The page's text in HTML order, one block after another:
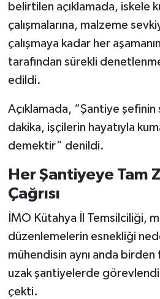
belirtilen açıklamada, iskele
çalışmalarına, malzeme
çalışmaya kadar her
tarafından sürekli
edildi.
Açıklamada, “Şantiye şefinin
dakika, işçilerin hayatıyla
demektir” denildi.
Her Şantiyeye Tam
Çağrısı
İMO Kütahya İl Temsilciliği,
düzenlemelerin esnekliği
mühendisin aynı anda
uzak şantiyelerde
çekti.